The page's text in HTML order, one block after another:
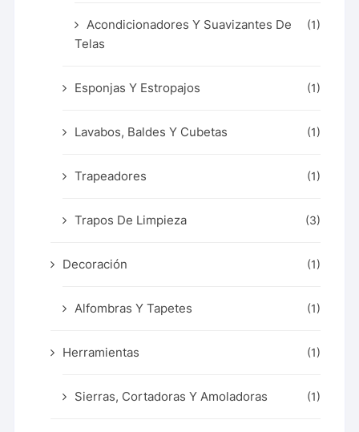
Acondicionadores Y Suavizantes De
Telas
(1)
Esponjas Y Estropajos (1)
Lavabos, Baldes Y Cubetas (1)
Trapeadores (1)
Trapos De Limpieza (3)
Decoración (1)
Alfombras Y Tapetes (1)
Herramientas (1)
Sierras, Cortadoras Y Amoladoras (1)